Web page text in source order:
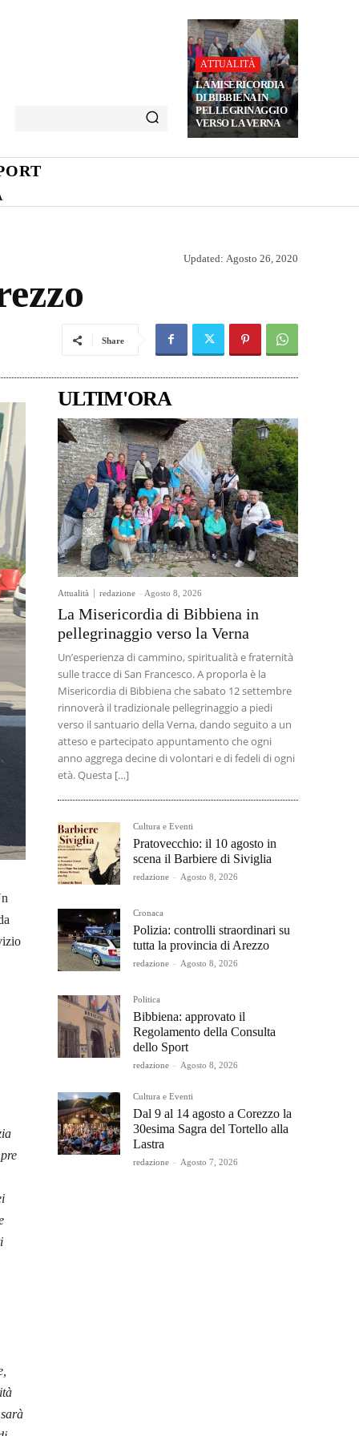
ATTUALITÀ
LA MISERICORDIA
DI BIBBIENA IN
PELLEGRINAGGIO
VERSO LA VERNA
Updated: Agosto 26, 2020
Share
ULTIM'ORA
Attualità redazione - Agosto 8, 2026
La Misericordia di Bibbiena in
pellegrinaggio verso la Verna
Un’esperienza di cammino, spiritualità e fraternità
sulle tracce di San Francesco. A proporla è la
Misericordia di Bibbiena che sabato 12 settembre
rinnoverà il tradizionale pellegrinaggio a piedi
verso il santuario della Verna, dando seguito a un
atteso e partecipato appuntamento che ogni
anno aggrega decine di volontari e di fedeli di ogni
età. Questa […]
Cultura e Eventi
Pratovecchio: il 10 agosto in
scena il Barbiere di Siviglia
redazione - Agosto 8, 2026
Cronaca
Polizia: controlli straordinari su
tutta la provincia di Arezzo
redazione - Agosto 8, 2026
Politica
Bibbiena: approvato il
Regolamento della Consulta
dello Sport
redazione - Agosto 8, 2026
Cultura e Eventi
Dal 9 al 14 agosto a Corezzo la
30esima Sagra del Tortello alla
Lastra
redazione - Agosto 7, 2026